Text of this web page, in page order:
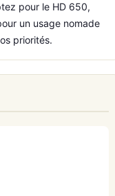
pour le HD 650,
un usage nomade
priorités.